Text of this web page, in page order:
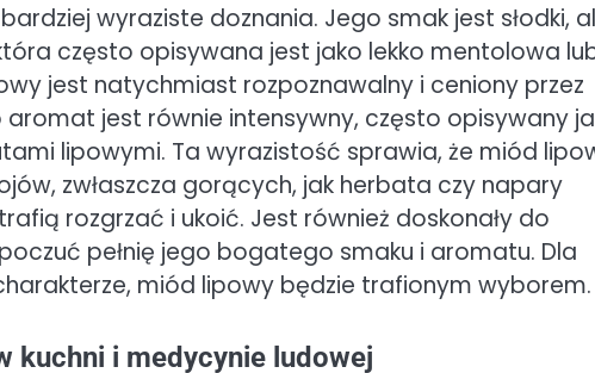
wyraziste doznania. Jego smak jest słodki,
często opisywana jest jako lekko mentolowa
jest natychmiast rozpoznawalny i ceniony przez
aromat jest równie intensywny, często opisywany
lipowymi. Ta wyrazistość sprawia, że miód
zwłaszcza gorących, jak herbata czy napary
rozgrzać i ukoić. Jest również doskonały do
pełnię jego bogatego smaku i aromatu. Dla
miód lipowy będzie trafionym wyborem.
kuchni i medycynie ludowej